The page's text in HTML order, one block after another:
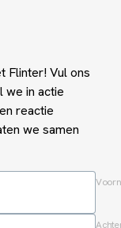
Flinter! Vul ons
we in actie
reactie
we samen